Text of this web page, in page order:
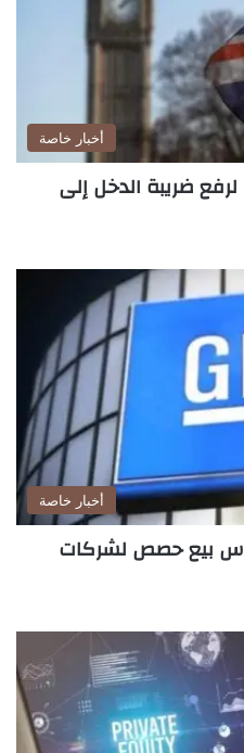
أخبار خاصة
ضريبة الدخل إلى
أخبار خاصة
بيع حصص لشركات